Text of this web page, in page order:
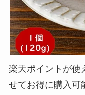
楽天ポイントが使
せてお得に購入可